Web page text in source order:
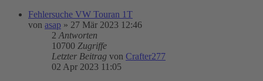
Fehlersuche VW Touran 1T
von asap » 27 Mär 2023 12:46
2 Antworten
10700 Zugriffe
Letzter Beitrag von Crafter277
02 Apr 2023 11:05